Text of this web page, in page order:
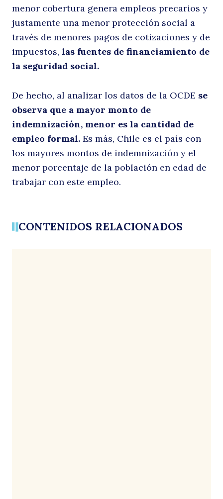
menor cobertura genera empleos precarios y
justamente una menor protección social a
través de menores pagos de cotizaciones y de
impuestos, las fuentes de financiamiento de
la seguridad social.
De hecho, al analizar los datos de la OCDE se
observa que a mayor monto de
indemnización, menor es la cantidad de
empleo formal. Es más, Chile es el país con
los mayores montos de indemnización y el
menor porcentaje de la población en edad de
trabajar con este empleo.
CONTENIDOS RELACIONADOS